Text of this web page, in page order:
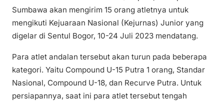
Sumbawa akan mengirim 15 orang atletnya untuk
mengikuti Kejuaraan Nasional (Kejurnas) Junior yang
digelar di Sentul Bogor, 10-24 Juli 2023 mendatang.
Para atlet andalan tersebut akan turun pada beberapa
kategori. Yaitu Compound U-15 Putra 1 orang, Standar
Nasional, Compound U-18, dan Recurve Putra. Untuk
persiapannya, saat ini para atlet tersebut tengah